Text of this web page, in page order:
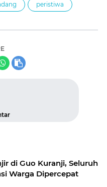
peristiwa
di Guo Kuranji, Seluruh
Warga Dipercepat